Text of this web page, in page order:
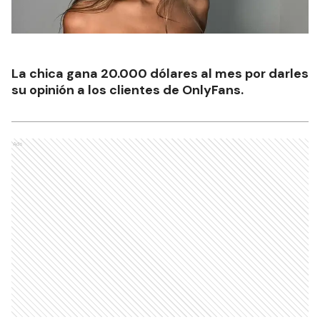
La chica gana 20.000 dólares al mes por darles
su opinión a los clientes de OnlyFans.
Ads